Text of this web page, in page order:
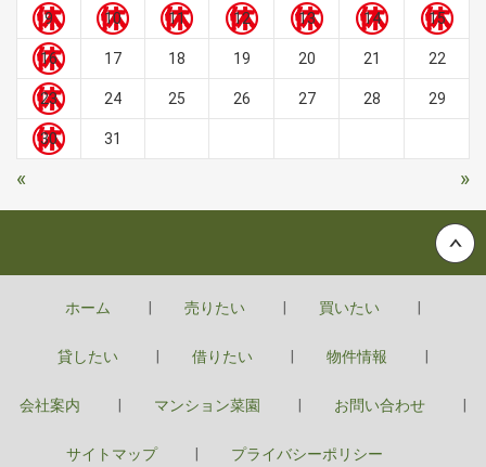
9 10 11 12 13 14 15
16 17 18 19 20 21 22
23 24 25 26 27 28 29
30 31
« »
ホーム 売りたい 買いたい
貸したい 借りたい 物件情報
会社案内 マンション菜園 お問い合わせ
サイトマップ プライバシーポリシー